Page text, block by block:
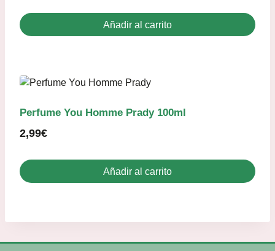
Añadir al carrito
Perfume You Homme Prady 100ml
2,99€
Añadir al carrito